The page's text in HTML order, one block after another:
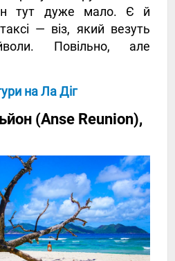
тут дуже мало. Є й
— віз, який везуть
Повільно, але
на Ла Діг
(Anse Reunion),